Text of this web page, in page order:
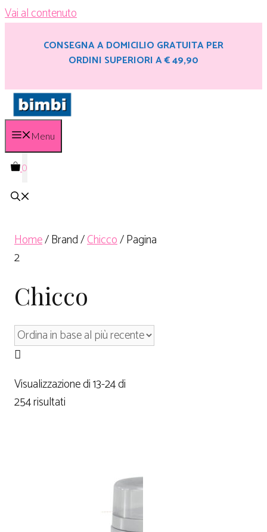
Vai al contenuto
CONSEGNA A DOMICILIO GRATUITA PER
ORDINI SUPERIORI A € 49,90
Menu
0
Home/ Brand /Chicco/ Pagina
2
Chicco
Visualizzazione di 13-24 di
254 risultati